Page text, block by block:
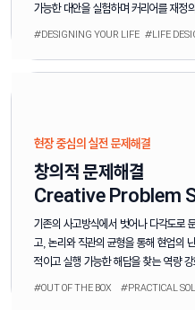
가능한 대안을 실험하며 커리어를 재정
#DESIGNING YOUR LIFE #LIFE
현장 중심의 실전 문제해결
창의적 문제해결
Creative Problem
기존의 사고방식에서 벗어나 다각도로
고, 논리와 직관의 균형을 통해 현업의
적이고 실행 가능한 해답을 찾는 역량 강
#OUT OF THE BOX #PRACTICAL